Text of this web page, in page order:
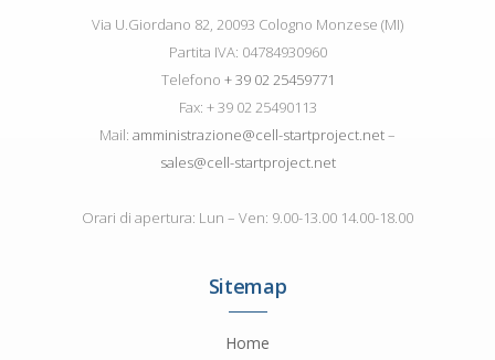
Via U.Giordano 82, 20093 Cologno Monzese (MI)
Partita IVA: 04784930960
Telefono + 39 02 25459771
Fax: + 39 02 25490113
Mail: amministrazione@cell-startproject.net–
sales@cell-startproject.net
Orari di apertura: Lun – Ven: 9.00-13.00 14.00-18.00
Sitemap
Home